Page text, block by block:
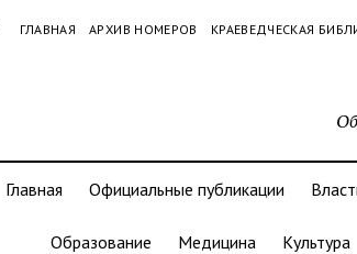
ГЛАВНАЯ АРХИВ НОМЕРОВ КРАЕВЕДЧЕСКАЯ
Главная Официальные публикации
Образование Медицина Культура